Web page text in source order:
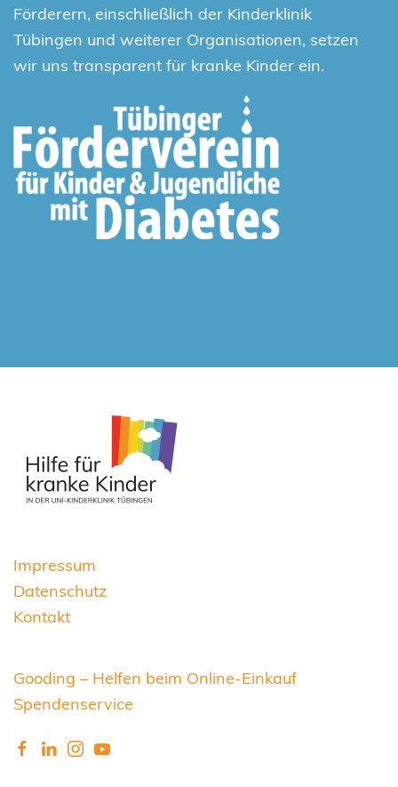
Förderern, einschließlich der Kinderklinik
Tübingen und weiterer Organisationen, setzen
wir uns transparent für kranke Kinder ein.
Impressum
Datenschutz
Kontakt
Gooding – Helfen beim Online-Einkauf
Spendenservice